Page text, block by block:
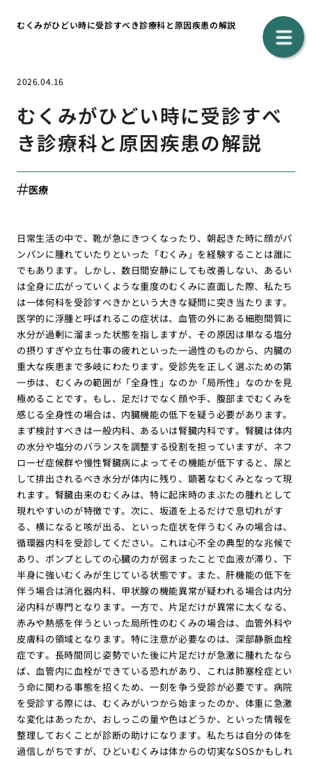
むくみがひどい時に受診すべき診療科と原因疾患の解説
2026.04.16
むくみがひどい時に受診すべ
き診療科と原因疾患の解説
医療
日常生活の中で、靴が急にきつくなったり、朝起きた時に顔がパ
ンパンに腫れていたりといった「むくみ」を経験することは誰に
でもあります。しかし、数日間安静にしても改善しない、あるい
は全身に広がっていくような重度のむくみに直面した際、私たち
は一体何科を受診すべきかという大きな疑問に突き当たります。
医学的に浮腫と呼ばれるこの症状は、血管の外にある細胞間質に
水分が過剰に溜まった状態を指しますが、その原因は単なる塩分
の摂りすぎや立ち仕事の疲れといった一過性のものから、内臓の
重大な疾患まで多岐にわたります。受診先を正しく選ぶための第
一歩は、むくみの範囲が「全身性」なのか「局所性」なのかを見
極めることです。もし、足だけでなく顔や手、腹部までむくみを
感じる全身性の場合は、内臓機能の低下を疑う必要があります。
まず検討すべきは一般内科、あるいは腎臓内科です。腎臓は体内
の水分や塩分のバランスを調整する役割を担っていますが、ネフ
ローゼ症候群や慢性腎臓病によってその機能が低下すると、尿と
して排出されるべき水分が体内に残り、顕著なむくみとなって現
れます。腎臓由来のむくみは、特に起床時のまぶたの腫れとして
現れやすいのが特徴です。次に、坂道を上るだけで息切れがす
る、横になると咳が出る、といった症状を伴うむくみの場合は、
循環器内科を受診してください。これは心不全の典型的な兆候で
あり、ポンプとしての心臓の力が弱まったことで血液が滞り、下
半身に強いむくみが生じている状態です。また、肝機能の低下を
伴う場合は消化器内科、甲状腺の機能異常が疑われる場合は内分
泌内科が専門となります。一方で、片足だけが異常に太くなる、
赤みや熱感を伴うといった局所性のむくみの場合は、血管外科や
皮膚科の領域となります。特に注意が必要なのは、深部静脈血栓
症です。長時間同じ姿勢でいた後に片足だけが急激に腫れたなら
ば、血管内に血栓ができている恐れがあり、これは肺塞栓症とい
う命に関わる事態を招くため、一刻を争う受診が必要です。病院
を受診する際には、むくみがいつから始まったのか、体重に急激
な変化はあったか、おしっこの量や色はどうか、といった情報を
整理しておくことが診断の助けになります。私たちは自分の体を
過信しがちですが、ひどいむくみは体からの切実なSOSかもしれ